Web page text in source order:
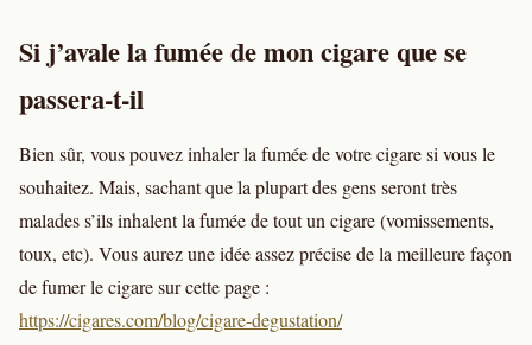
Si j’avale la fumée de mon cigare que se
passera-t-il
Bien sûr, vous pouvez inhaler la fumée de votre cigare si vous le
souhaitez. Mais, sachant que la plupart des gens seront très
malades s’ils inhalent la fumée de tout un cigare (vomissements,
toux, etc). Vous aurez une idée assez précise de la meilleure façon
de fumer le cigare sur cette page :
https://cigares.com/blog/cigare-degustation/